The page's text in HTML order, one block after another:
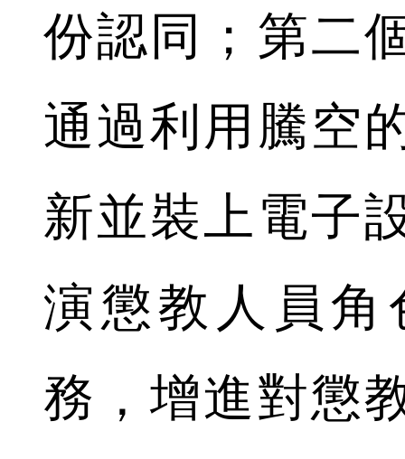
份認同；第二
通過利用騰空
新並裝上電子
演懲教人員
務，增進對懲